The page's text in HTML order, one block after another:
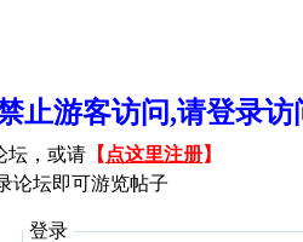
禁止游客访问,请登录
坛，或请 【 点这里注册】
论坛即可游览帖子
登录